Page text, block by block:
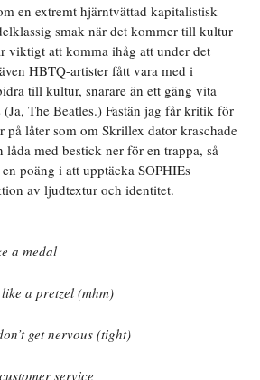
en extremt hjärntvättad kapitalistisk
smak när det kommer till kultur
viktigt att komma ihåg att under det
HBTQ-artister fått vara med i
till kultur, snarare än ett gäng vita
The Beatles.) Fastän jag får kritik för
på låter som om Skrillex dator kraschade
låda med bestick ner för en trappa, så
poäng i att upptäcka SOPHIEs
av ljudtextur och identitet.
a medal
a pretzel (mhm)
get nervous (tight)
service